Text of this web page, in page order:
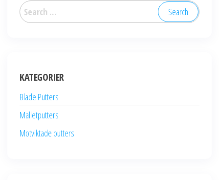
Search
for:
KATEGORIER
Blade Putters
Malletputters
Motviktade putters